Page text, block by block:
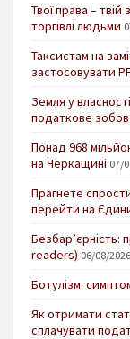
Твої права –
торгівлі людьми
Таксистам на
застосовувати
Земля у
податкове
Понад 968
на Черкащині 07/
Прагнете
перейти на
Безбар’єрність:
readers) 06/08/2026
Ботулізм:
Як отримати
сплачувати